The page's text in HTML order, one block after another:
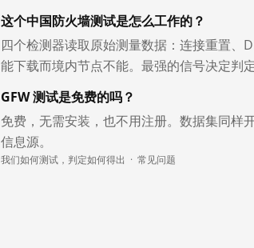
这个中国防火墙测试是怎么工作的？
四个检测器读取原始测量数据：连接重置、
能下载而境内节点不能。最强的信号决定判
GFW 测试是免费的吗？
免费，无需安装，也不用注册。数据集同样
信息源。
我们如何测试，判定如何得出 · 常见问题